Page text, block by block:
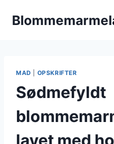
MAD OPSKRIFTER
Sødmefyldt